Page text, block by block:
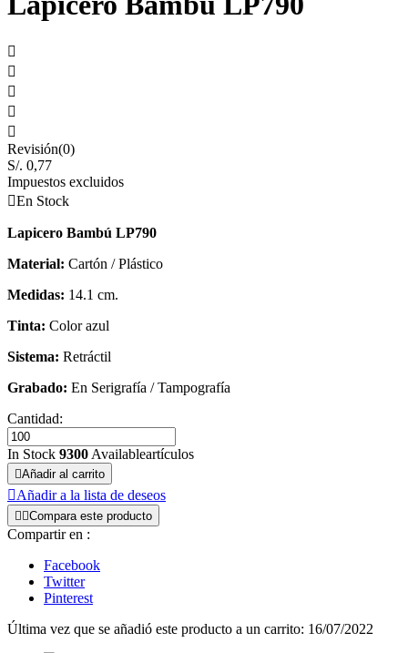





Revisión(0)
S/. 0,77
Impuestos excluidos
En Stock
Lapicero Bambú LP790
Material: Cartón / Plástico
Medidas: 14.1 cm.
Tinta: Color azul
Sistema: Retráctil
Grabado: En Serigrafía / Tampografía
Cantidad:
In Stock 9300Availableartículos
Añadir al carrito
Añadir a la lista de deseos
 Compara este producto
Compartir en :
Facebook
Twitter
Pinterest
Última vez que se añadió este producto a un carrito: 16/07/2022